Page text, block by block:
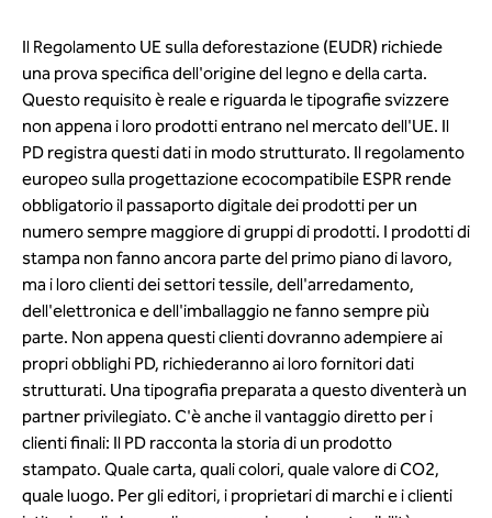
Il Regolamento UE sulla deforestazione (EUDR) richiede
una prova specifica dell'origine del legno e della carta.
Questo requisito è reale e riguarda le tipografie svizzere
non appena i loro prodotti entrano nel mercato dell'UE. Il
PD registra questi dati in modo strutturato. Il regolamento
europeo sulla progettazione ecocompatibile ESPR rende
obbligatorio il passaporto digitale dei prodotti per un
numero sempre maggiore di gruppi di prodotti. I prodotti di
stampa non fanno ancora parte del primo piano di lavoro,
ma i loro clienti dei settori tessile, dell'arredamento,
dell'elettronica e dell'imballaggio ne fanno sempre più
parte. Non appena questi clienti dovranno adempiere ai
propri obblighi PD, richiederanno ai loro fornitori dati
strutturati. Una tipografia preparata a questo diventerà un
partner privilegiato. C'è anche il vantaggio diretto per i
clienti finali: Il PD racconta la storia di un prodotto
stampato. Quale carta, quali colori, quale valore di CO2,
quale luogo. Per gli editori, i proprietari di marchi e i clienti